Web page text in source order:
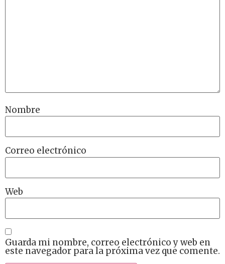
Nombre
Correo electrónico
Web
Guarda mi nombre, correo electrónico y web en
este navegador para la próxima vez que comente.